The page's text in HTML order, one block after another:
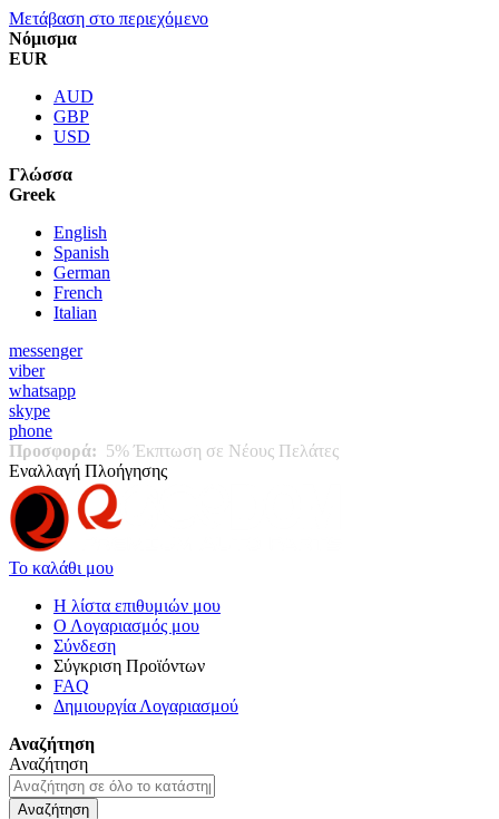
Μετάβαση στο περιεχόμενο
Νόμισμα
EUR
AUD
GBP
USD
Γλώσσα
Greek
English
Spanish
German
French
Italian
messenger
viber
whatsapp
skype
phone
Προσφορά: 5% Έκπτωση σε Νέους Πελάτες
Εναλλαγή Πλοήγησης
Το καλάθι μου
Η λίστα επιθυμιών μου
Ο Λογαριασμός μου
Σύνδεση
Σύγκριση Προϊόντων
FAQ
Δημιουργία Λογαριασμού
Αναζήτηση
Αναζήτηση
Αναζήτηση